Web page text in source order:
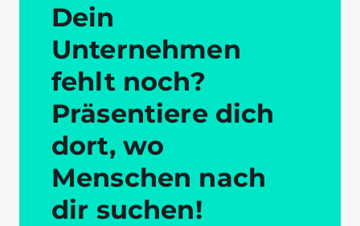
Dein
Unternehmen
fehlt noch?
Präsentiere dich
dort, wo
Menschen nach
dir suchen!